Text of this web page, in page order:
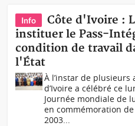
Info
Côte d'Ivoire :
instituer le Pass-
condition de travail
l'État
À l’instar de plusieurs
d’Ivoire a célébré ce
Journée mondiale de
en commémoration
2003...